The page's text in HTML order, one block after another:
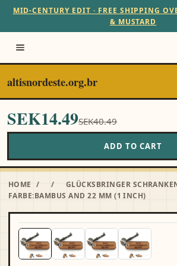
MID-CENTURY EDIT · FREE SHIPPING
& MUSTARD
altisnordeste.org.br
SEK14.49SEK40.49
ADD TO CART
HOME / /
GLÜCKSBRINGER
FARBE:BAMBUS AND 22 MM (1 INCH)